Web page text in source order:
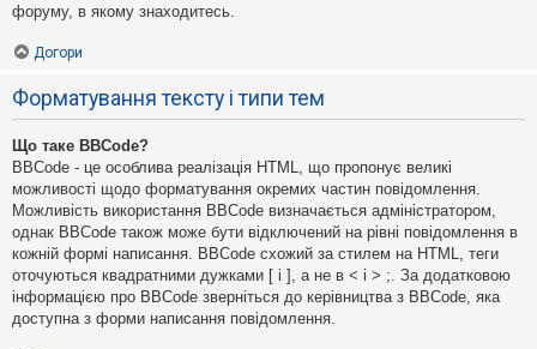
форуму, в якому знаходитесь.
Догори
Форматування тексту і типи тем
Що таке BBCode?
BBCode - це особлива реалізація HTML, що пропонує великі
можливості щодо форматування окремих частин повідомлення.
Можливість використання BBCode визначається адміністратором,
однак BBCode також може бути відключений на рівні повідомлення в
кожній формі написання. BBCode схожий за стилем на HTML, теги
оточуються квадратними дужками [ і ], а не в < і > ;. За додатковою
інформацією про BBCode зверніться до керівництва з BBCode, яка
доступна з форми написання повідомлення.